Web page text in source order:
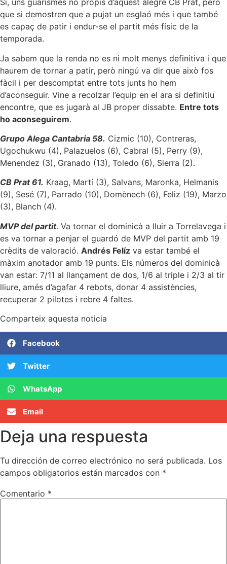
Si, uns guarismes no propis d’aquest alegre CB Prat, però
que si demostren que a pujat un esglaó més i que també
es capaç de patir i endur-se el partit més físic de la
temporada.
Ja sabem que la renda no es ni molt menys definitiva i que
haurem de tornar a patir, però ningú va dir que això fos
fàcil i per descomptat entre tots junts ho hem
d’aconseguir. Vine a recolzar l’equip en el ara si definitiu
encontre, que es jugarà al JB proper dissabte. Entre tots
ho aconseguirem.
Grupo Alega Cantabria 58. Cizmic (10), Contreras,
Ugochukwu (4), Palazuelos (6), Cabral (5), Perry (9),
Menendez (3), Granado (13), Toledo (6), Sierra (2).
CB Prat 61. Kraag, Martí (3), Salvans, Maronka, Helmanis
(9), Sesé (7), Parrado (10), Domènech (6), Feliz (19), Marzo
(3), Blanch (4).
MVP del partit. Va tornar el dominicà a lluir a Torrelavega i
es va tornar a penjar el guardó de MVP del partit amb 19
crèdits de valoració. Andrés Felíz va estar també el
màxim anotador amb 19 punts. Els números del dominicà
van estar: 7/11 al llançament de dos, 1/6 al triple i 2/3 al tir
lliure, amés d’agafar 4 rebots, donar 4 assistències,
recuperar 2 pilotes i rebre 4 faltes.
Comparteix aquesta noticia
Facebook
Twitter
WhatsApp
Email
Deja una respuesta
Tu dirección de correo electrónico no será publicada. Los
campos obligatorios están marcados con *
Comentario *